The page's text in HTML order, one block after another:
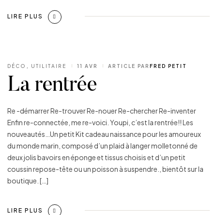
LIRE PLUS
DÉCO UTILITAIRE 11 AVR ARTICLE PAR FRED PETIT
La rentrée
Re -démarrer Re-trouver Re-nouer Re-chercher Re-inventer
Enfin re-connectée, me re-voici. Youpi, c’est la rentrée!! Les
nouveautés…Un petit Kit cadeau naissance pour les amoureux
du monde marin, composé d’un plaid à langer molletonné de
deux jolis bavoirs en éponge et tissus choisis et d’un petit
coussin repose-tête ou un poisson à suspendre., bientôt sur la
boutique. […]
LIRE PLUS